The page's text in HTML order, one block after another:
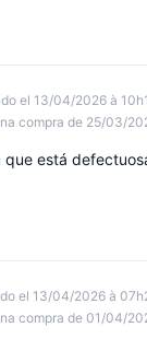
el 13/04/2026 à
compra de 25/03/
que está
el 13/04/2026 à
compra de 01/04/